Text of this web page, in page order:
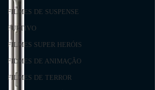
FILMES DE SUSPENSE
FURTIVO
FILMES SUPER HERÓIS
FILMES DE ANIMAÇÃO
FILMES DE TERROR